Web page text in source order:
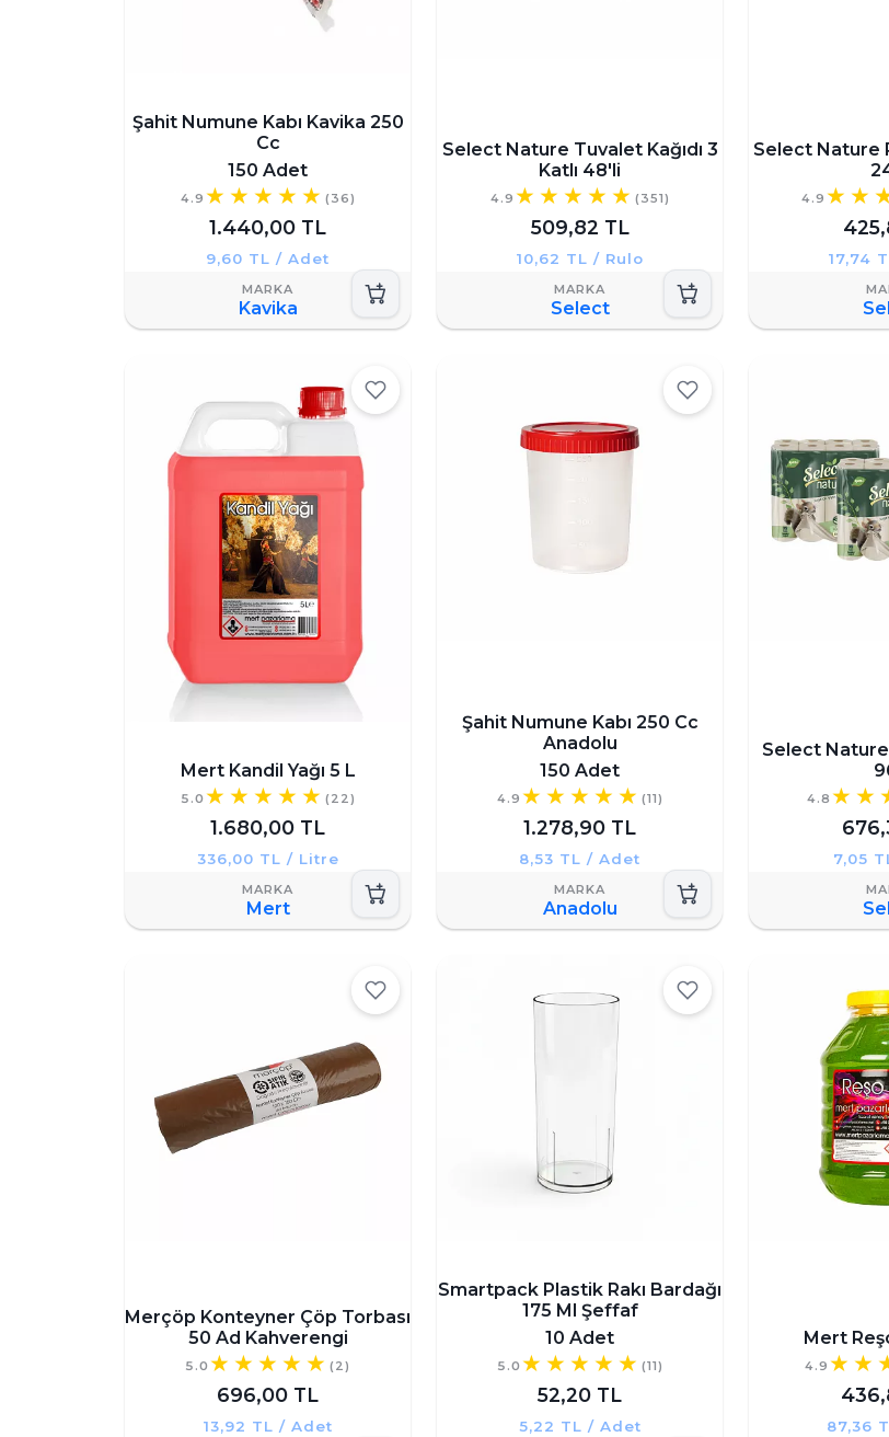
Şahit Numune Kabı Kavika 250
Cc
150 Adet
4.9 (36)
1.440,00 TL
9,60 TL / Adet
Kavika
Select Nature Tuvalet Kağıdı 3
Katlı 48'li
4.9 (351)
509,82 TL
10,62 TL / Rulo
Select
Select Nature
4.9
17,74
Mert Kandil Yağı 5 L
5.0 (22)
1.680,00 TL
336,00 TL / Litre
Mert
Şahit Numune Kabı 250 Cc
Anadolu
150 Adet
4.9 (11)
1.278,90 TL
8,53 TL / Adet
Anadolu
Select Nature
4.8
7,05
Merçöp Konteyner Çöp Torbası
50 Ad Kahverengi
5.0 (2)
696,00 TL
13,92 TL / Adet
Smartpack Plastik Rakı Bardağı
175 Ml Şeffaf
10 Adet
5.0 (11)
52,20 TL
5,22 TL / Adet
Mert
4.9
87,36